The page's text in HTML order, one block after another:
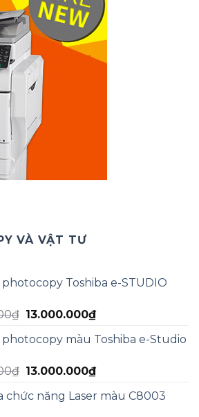
VÀ VẬT TƯ
photocopy Toshiba e-STUDIO
₫ Giá
là:
13.000.000₫Giá
tại
13.000.000₫.
photocopy màu Toshiba e-Studio
₫ Giá
là:
13.000.000₫Giá
tại
chức năng Laser màu C8003